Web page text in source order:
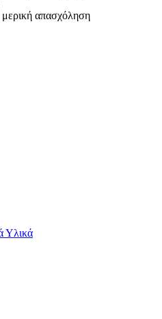
απασχόληση
Υλικά